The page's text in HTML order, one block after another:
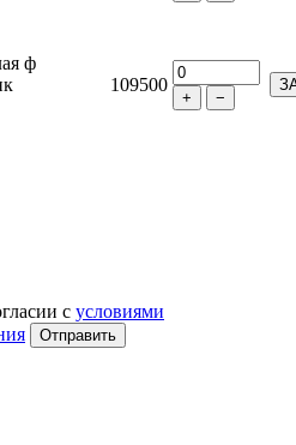
ф
109500
+ −
с условиями
Отправить